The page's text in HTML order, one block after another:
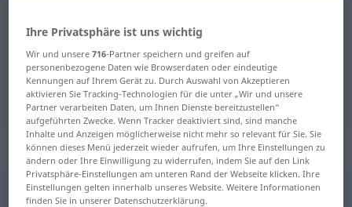
Spanisch-Deutsch Übersetzung für
"integral"
"integral" Deutsch Übersetzung
„integral“: adjetivo
integral [inteˈɣral] adj
Ihre Privatsphäre ist uns wichtig
Wir und unsere716-Partner speichern und greifen auf
personenbezogene Daten wie Browserdaten oder eindeutige
Kennungen auf Ihrem Gerät zu. Durch Auswahl von Akzeptieren
aktivieren Sie Tracking-Technologien für die unter „Wir und unsere
Partner verarbeiten Daten, um Ihnen Dienste bereitzustellen“
aufgeführten Zwecke. Wenn Tracker deaktiviert sind, sind manche
Inhalte und Anzeigen möglicherweise nicht mehr so relevant für Sie. Sie
können dieses Menü jederzeit wieder aufrufen, um Ihre Einstellungen zu
ändern oder Ihre Einwilligung zu widerrufen, indem Sie auf den Link
Privatsphäre-Einstellungen am unteren Rand der Webseite klicken. Ihre
Einstellungen gelten innerhalb unseres Website. Weitere Informationen
finden Sie in unserer Datenschutzerklärung.